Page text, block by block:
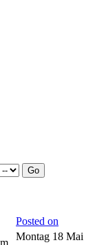
Posted on
Montag 18 Mai